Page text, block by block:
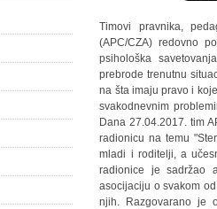
Timovi pravnika,
(APC/CZA) redovno
psihološka
prebrode trenutnu
na šta imaju pravo i
svakodnevnim
Dana 27.04.2017. tim
radionicu na temu
mladi i roditelji, a
radionice je sadržao
asocijaciju o svakom
njih. Razgovarano je